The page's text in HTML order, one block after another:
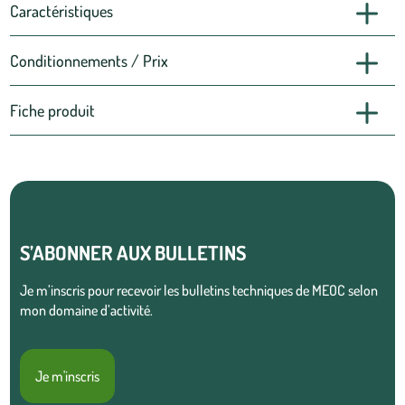
Caractéristiques
Conditionnements / Prix
Fiche produit
S’ABONNER AUX BULLETINS
Je m’inscris pour recevoir les bulletins techniques de MEOC selon
mon domaine d’activité.
Je m'inscris